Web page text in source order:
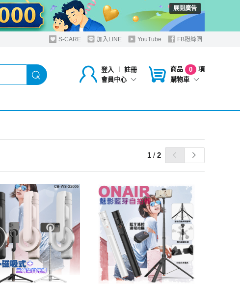
展開廣告
S-CARE 加入LINE YouTube FB粉絲團
登入 ︱
註冊
會員中心
商品 0
項
購物車
1 / 2